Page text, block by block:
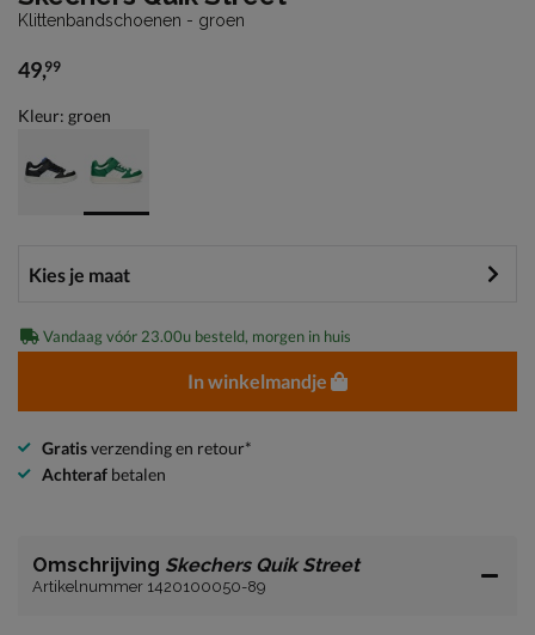
Klittenbandschoenen - groen
€ 49,99
49,99
Kleur: groen
Vandaag vóór 23.00u besteld, morgen in huis
In winkelmandje
Gratisverzending en retour*
Achteraf betalen
Omschrijving Skechers Quik Street
Artikelnummer 1420100050-89